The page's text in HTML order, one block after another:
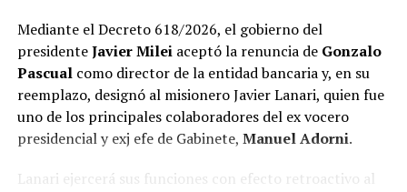
Mediante el Decreto 618/2026, el gobierno del
presidenteJavier Mileiaceptó la renuncia de Gonzalo
Pascualcomo director de la entidad bancaria y, en su
reemplazo, designó al misionero Javier Lanari, quien fue
uno de los principales colaboradores del ex vocero
presidencial y exj efe de Gabinete, Manuel Adorni.
Lanari ejercerá sus funciones con efecto retroactivo al